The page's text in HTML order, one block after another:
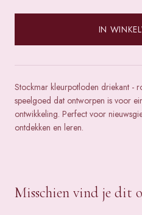
IN
Stockmar kleurpotloden driekant -
speelgoed dat ontworpen is voor
ontwikkeling. Perfect voor
ontdekken en leren.
Misschien vind je dit